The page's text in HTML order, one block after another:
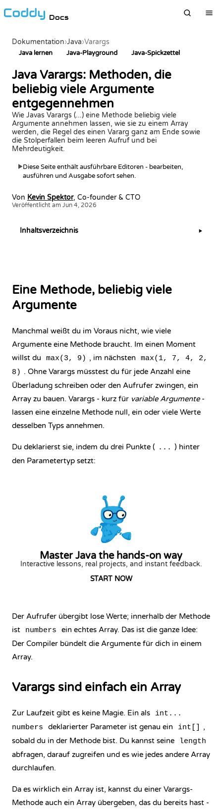
Docs
Dokumentation›Java›Varargs
Java lernen Java-Playground Java-Spickzettel
Java Varargs: Methoden, die
beliebig viele Argumente
entgegennehmen
Wie Javas Varargs (...) eine Methode beliebig viele
Argumente annehmen lassen, wie sie zu einem Array
werden, die Regel des einen Vararg ganz am Ende sowie
die Stolperfallen beim leeren Aufruf und bei
Mehrdeutigkeit.
▶Diese Seite enthält ausführbare Editoren - bearbeiten,
ausführen und Ausgabe sofort sehen.
Von Kevin Spektor, Co-founder & CTO
Veröffentlicht am Jun 4, 2026
Eine Methode, beliebig viele
Argumente
Manchmal weißt du im Voraus nicht, wie viele
Argumente eine Methode braucht. Im einen Moment
willst du
max(3, 9) , im nächsten
max(1, 7, 4, 2,
8) . Ohne Varargs müsstest du für jede Anzahl eine
Überladung schreiben oder den Aufrufer zwingen, ein
Array zu bauen. Varargs - kurz für variable Argumente-
lassen eine einzelne Methode null, ein oder viele Werte
desselben Typs annehmen.
Du deklarierst sie, indem du drei Punkte ( ... ) hinter
den Parametertyp setzt:
Master Java the hands-on way
Interactive lessons, real projects, and instant feedback.
START NOW
Der Aufrufer übergibt lose Werte; innerhalb der Methode
ist
numbers
ein echtes Array. Das ist die ganze Idee:
Der Compiler bündelt die Argumente für dich in einem
Array.
Varargs sind einfach ein Array
Zur Laufzeit gibt es keine Magie. Ein als
int...
numbers
deklarierter Parameter ist genau ein int[]
,
sobald du in der Methode bist. Du kannst seine
length
abfragen, darauf zugreifen und es wie jedes andere Array
durchlaufen.
Da es wirklich ein Array ist, kannst du einer Varargs-
Methode auch ein Array übergeben, das du bereits hast -
Inhaltsverzeichnis ▶